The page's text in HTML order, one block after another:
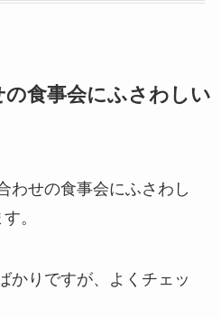
食事会にふさわしい
わせの食事会にふさわし
。
かりですが、よくチェッ